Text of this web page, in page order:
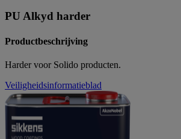
PU Alkyd harder
Productbeschrijving
Harder voor Solido producten.
Veiligheidsinformatieblad